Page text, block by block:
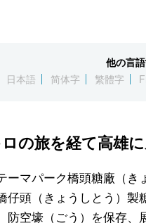
他の言
日本語 简体字 繁體字
の旅を経て高雄
ーマパーク橋頭糖廠（
仔頭（きょうしとう）
防空壕（ごう）を保存